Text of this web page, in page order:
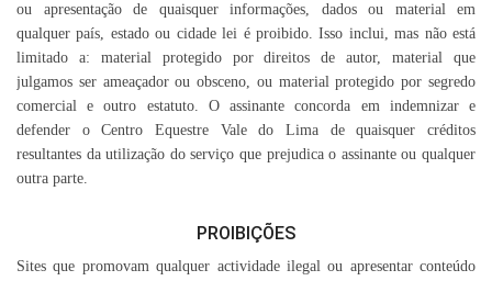
ou apresentação de quaisquer informações, dados ou material em
qualquer país, estado ou cidade lei é proibido. Isso inclui, mas não está
limitado a: material protegido por direitos de autor, material que
julgamos ser ameaçador ou obsceno, ou material protegido por segredo
comercial e outro estatuto. O assinante concorda em indemnizar e
defender o Centro Equestre Vale do Lima de quaisquer créditos
resultantes da utilização do serviço que prejudica o assinante ou qualquer
outra parte.
PROIBIÇÕES
Sites que promovam qualquer actividade ilegal ou apresentar conteúdo